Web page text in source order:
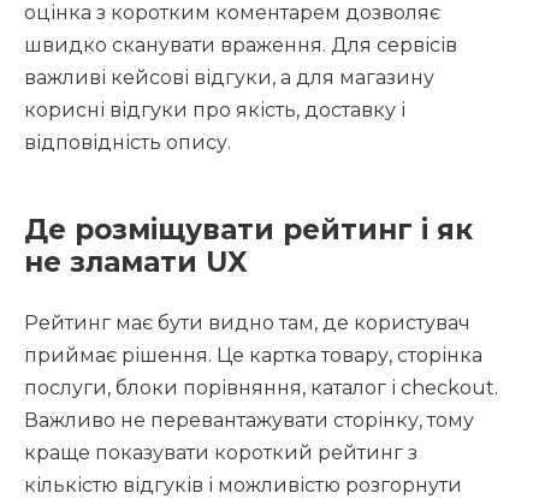
оцінка з коротким коментарем дозволяє
швидко сканувати враження. Для сервісів
важливі кейсові відгуки, а для магазину
корисні відгуки про якість, доставку і
відповідність опису.
Де розміщувати рейтинг і як
не зламати UX
Рейтинг має бути видно там, де користувач
приймає рішення. Це картка товару, сторінка
послуги, блоки порівняння, каталог і checkout.
Важливо не перевантажувати сторінку, тому
краще показувати короткий рейтинг з
кількістю відгуків і можливістю розгорнути